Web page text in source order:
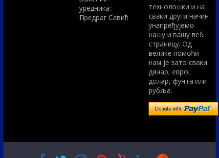
уредника:
Предраг Савић
технолошки и на
сваки други начин
унапређујемо
нашу и вашу веб
страницу. Од
велике помоћи
нам је зато сваки
динар, евро,
долар, фунта или
рубља.